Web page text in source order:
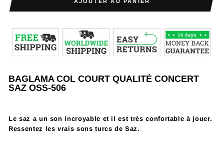
BAGLAMA COL COURT QUALITÉ CONCERT
SAZ OSS-506
Le saz a un son incroyable et il est très confortable à jouer.
Ressentez les vrais sons turcs de Saz.